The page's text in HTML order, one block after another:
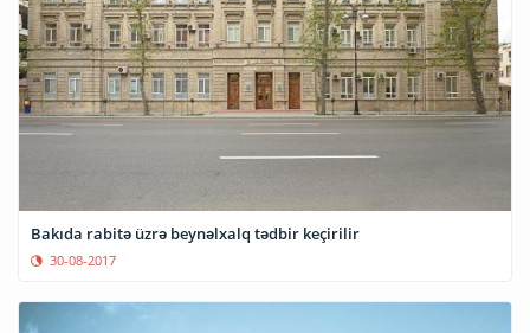
Bakıda rabitə üzrə beynəlxalq tədbir keçirilir
30-08-2017